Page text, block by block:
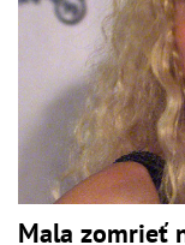
Mala zomrieť